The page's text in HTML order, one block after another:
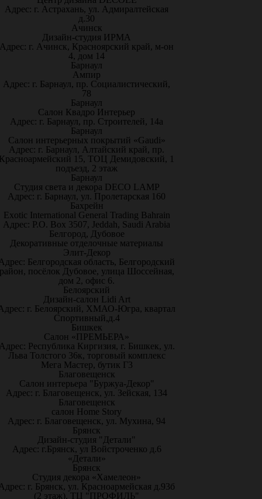
Адрес: г. Астрахань, ул. Адмиралтейская
д.30
Ачинск
Дизайн-студия ИРМА
Адрес: г. Ачинск, Красноярский край, м-он
4, дом 14
Барнаул
Ампир
Адрес: г. Барнаул, пр. Социалистический,
78
Барнаул
Салон Квадро Интерьер
Адрес: г. Барнаул, пр. Строителей, 14а
Барнаул
Салон интерьерных покрытий «Gaudi»
Адрес: г. Барнаул, Алтайский край, пр.
15, ТОЦ Демидовский, 1
подъезд, 2 этаж
Барнаул
Студия света и декора DECO LAMP
Адрес: г. Барнаул, ул. Пролетарская 160
Бахрейн
Exotic International General Trading Bahrain
Адрес: P.O. Box 3507, Jeddah, Saudi Arabia
Белгород, Дубовое
Декоративные отделочные материалы
Элит-Декор
Белгородская область, Белгородский
посёлок Дубовое, улица Шоссейная,
дом 2, офис 6.
Белоярский
Дизайн-салон Lidi Art
г. Белоярский, ХМАО-Югра, квартал
Спортивный,д.4
Бишкек
Салон «ПРЕМЬЕРА»
Республика Киргизия, г. Бишкек, ул.
Льва Толстого 36к, торговый комплекс
Мега Мастер, бутик Г3
Благовещенск
Салон интерьера "Буржуа-Декор"
Адрес: г. Благовещенск, ул. Зейская, 134
Благовещенск
салон Home Story
Адрес: г. Благовещенск, ул. Мухина, 94
Брянск
Дизайн-студия "Детали"
Адрес: г.Брянск, ул Войстроченко д.6
«Детали»
Брянск
Студия декора «Хамелеон»
г. Брянск, ул. Красноармейская д.93б
(2 этаж), ТЦ "ПРОФИЛЬ"